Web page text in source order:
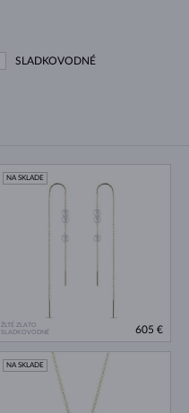
SLADKOVODNÉ
ŽLTÉ ZLATO
SLADKOVODNÉ
NA SKLADE
605 €
NA SKLADE